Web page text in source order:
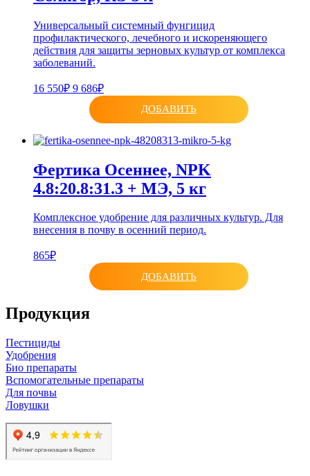
Универсальный системный фунгицид
профилактического, лечебного и искореняющего
действия для защиты зерновых культур от комплекса
заболеваний.
16 550₽ 9 686₽
ДОБАВИТЬ
Фертика Осеннее, NPK
4.8:20.8:31.3 + МЭ, 5 кг
Комплексное удобрение для различных культур. Для
внесения в почву в осенний период.
865₽
ДОБАВИТЬ
Продукция
Пестициды
Удобрения
Био препараты
Вспомогательные препараты
Для почвы
Ловушки